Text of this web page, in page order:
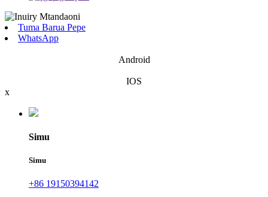
Tuma Barua Pepe
WhatsApp
Android
IOS
x
Simu
Simu
+86 19150394142